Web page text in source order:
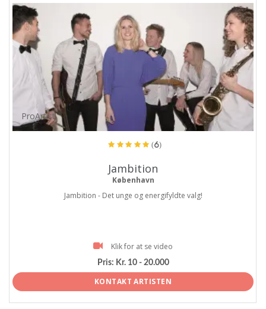
ProArtist
(6)
Jambition
København
Jambition - Det unge og energifyldte valg!
Klik for at se video
Pris: Kr. 10 - 20.000
KONTAKT ARTISTEN